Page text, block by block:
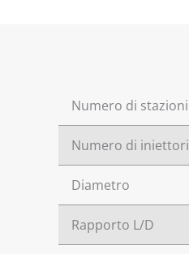
Numero di stazioni
Numero di iniettori
Diametro
Rapporto L/D